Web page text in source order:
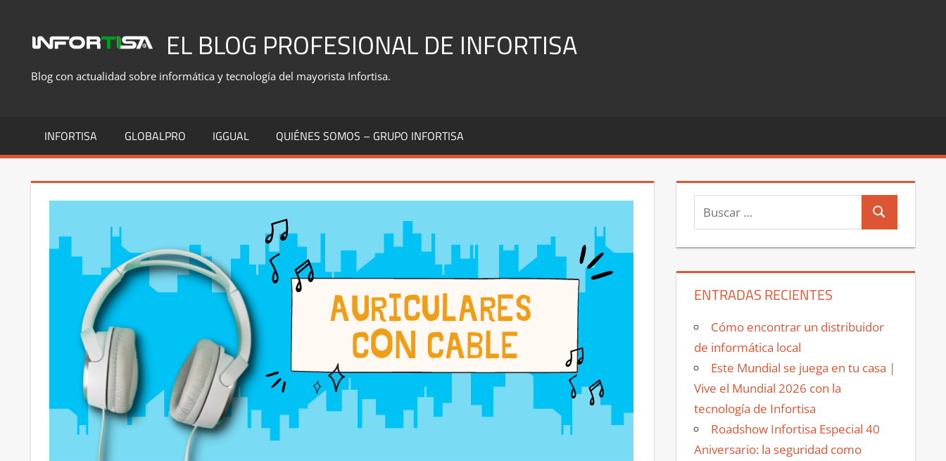
contenido
EL BLOG PROFESIONAL DE INFORTISA
Blog con actualidad sobre informática y tecnología del mayorista Infortisa.
INFORTISA GLOBALPRO IGGUAL QUIÉNES SOMOS – GRUPO INFORTISA
Buscar:
Buscar
ENTRADAS RECIENTES
Cómo encontrar un distribuidor
de informática local
Este Mundial se juega en tu casa |
Vive el Mundial 2026 con la
tecnología de Infortisa
Roadshow Infortisa Especial 40
Aniversario: la seguridad como